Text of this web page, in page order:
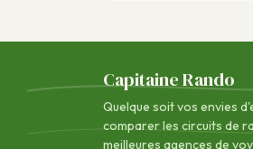
Capitaine Rando
Quelque soit vos envies
comparer les circuits de
meilleures agences de